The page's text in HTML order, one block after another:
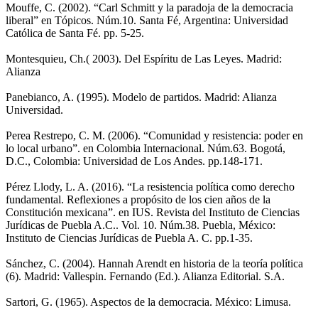
Mouffe, C. (2002). “Carl Schmitt y la paradoja de la democracia
liberal” en Tópicos. Núm.10. Santa Fé, Argentina: Universidad
Católica de Santa Fé. pp. 5-25.
Montesquieu, Ch.( 2003). Del Espíritu de Las Leyes. Madrid:
Alianza
Panebianco, A. (1995). Modelo de partidos. Madrid: Alianza
Universidad.
Perea Restrepo, C. M. (2006). “Comunidad y resistencia: poder en
lo local urbano”. en Colombia Internacional. Núm.63. Bogotá,
D.C., Colombia: Universidad de Los Andes. pp.148-171.
Pérez Llody, L. A. (2016). “La resistencia política como derecho
fundamental. Reflexiones a propósito de los cien años de la
Constitución mexicana”. en IUS. Revista del Instituto de Ciencias
Jurídicas de Puebla A.C.. Vol. 10. Núm.38. Puebla, México:
Instituto de Ciencias Jurídicas de Puebla A. C. pp.1-35.
Sánchez, C. (2004). Hannah Arendt en historia de la teoría política
(6). Madrid: Vallespin. Fernando (Ed.). Alianza Editorial. S.A.
Sartori, G. (1965). Aspectos de la democracia. México: Limusa.